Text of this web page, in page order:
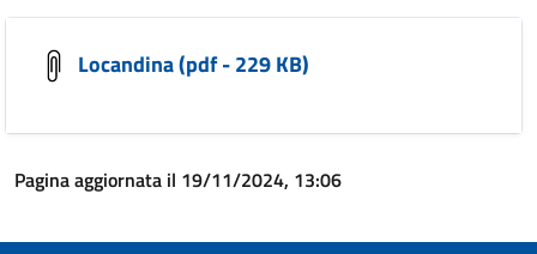
Locandina (pdf - 229 KB)
Pagina aggiornata il 19/11/2024, 13:06